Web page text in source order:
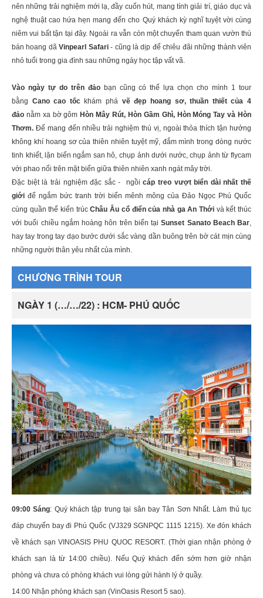
nên những trải nghiệm mới lạ, đầy cuốn hút, mang tính giải trí, giáo dục và
nghệ thuật cao hứa hẹn mang đến cho Quý khách kỳ nghĩ tuyệt vời cùng
niêm vui bất tận tại đây. Ngoài ra vẫn còn một chuyến tham quan vườn thú
bán hoang dãVinpearl Safari- cũng là dịp để chiêu đãi những thành viên
nhỏ tuổi trong gia đình sau những ngày học tập vất vã.
Vào ngày tự do trên đảo bạn cũng có thể lựa chọn cho mình 1 tour
bằng Cano cao tốckhám phá vẽ đẹp hoang sơ, thuần thiết của 4
đảo nằm xa bờ gôm Hòn Mây Rút, Hòn Gầm Ghì, Hòn Móng Tay và Hòn
Thơm. Để mang đến nhiều trải nghiệm thú vị, ngoài thỏa thích tận hưởng
không khí hoang sơ của thiên nhiên tuyệt mỹ, đắm mình trong dòng nước
tinh khiết, lặn biển ngắm san hô, chụp ảnh dưới nước, chụp ảnh từ flycam
với phao nổi trên mặt biển giữa thiên nhiên xanh ngát mây trời.
Đặc biệt là trải nghiệm đặc sắc - ngồicáp treo vượt biển dài nhất thế
giới để ngắm bức tranh trời biển mênh mông của Đảo Ngọc Phú Quốc
cùng quần thể kiến trúcChâu Âu cổ điển của nhà ga An Thớivà kết thúc
với buổi chiều ngắm hoàng hôn trên biển tạiSunset Sanato Beach Bar,
hay tay trong tay dạo bước dưới sắc vàng dần buông trên bờ cát mịn cùng
những người thân yêu nhất của mình.
CHƯƠNG TRÌNH TOUR
NGÀY 1 (…/…/22) : HCM- PHÚ QUỐC
09:00 Sáng: Quý khách tập trung tại sân bay Tân Sơn Nhất. Làm thủ tục
đáp chuyến bay đi Phú Quốc (VJ329 SGNPQC 1115 1215). Xe đón khách
về khách sạn VINOASIS PHU QUOC RESORT. (Thời gian nhận phòng ở
khách sạn là từ 14:00 chiều). Nếu Quý khách đến sớm hơn giờ nhận
phòng và chưa có phòng khách vui lòng gửi hành lý ở quầy.
14:00 Nhận phòng khách sạn (VinOasis Resort 5 sao).